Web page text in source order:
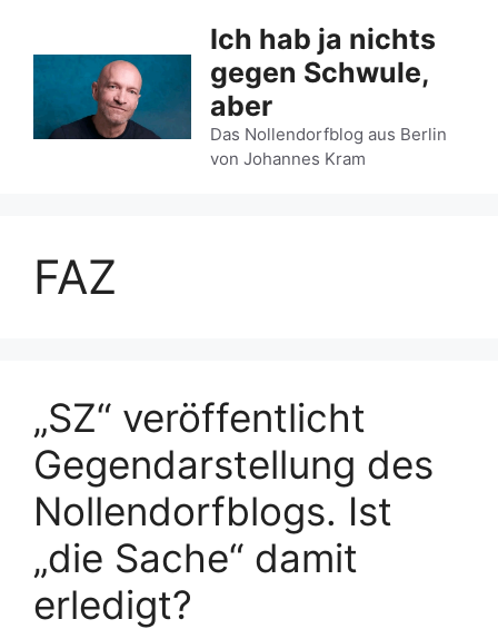
Ich hab ja nichts
gegen Schwule,
aber
Das Nollendorfblog aus Berlin
von Johannes Kram
FAZ
„SZ“ veröffentlicht
Gegendarstellung des
Nollendorfblogs. Ist
„die Sache“ damit
erledigt?